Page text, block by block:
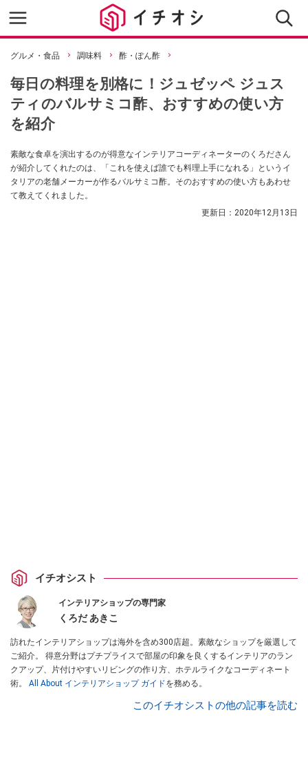
グルメ・食品 調味料 酢・ぽん酢
毎日の料理を別格に！ジュゼッペ ジュス
ティのバルサミコ酢、おすすめの使い方
を紹介
素敵な食卓を演出するのが得意なインテリアコーディネーターのくろださん
が紹介してくれたのは、「これを使えば誰でも料理上手になれる」というイ
タリアの老舗メーカーが作るバルサミコ酢。そのおすすめの使い方もあわせ
て教えてくれました。
更新日： 2020年12月13日
イチオシスト
インテリアショップの専門家
くろだ あきこ
訪れたインテリアショップは海外を含め300店超。素敵なショップを厳選して
ご紹介。 得意分野はプチプライスで部屋の印象を良くするインテリアのラン
クアップ、片付けやすいリビングの作り方、ホテルライクなコーディネート
術。 All About インテリアショップ ガイドを務める。
このイチオシストの他の記事を読む